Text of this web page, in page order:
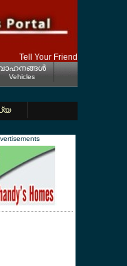
Tell Your Friend
Vehicles
ജര്‍മ്മനിയില്‍